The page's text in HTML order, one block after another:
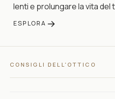
lenti e prolungare la vita
ESPLORA →
CONSIGLI DELL'OTTICO